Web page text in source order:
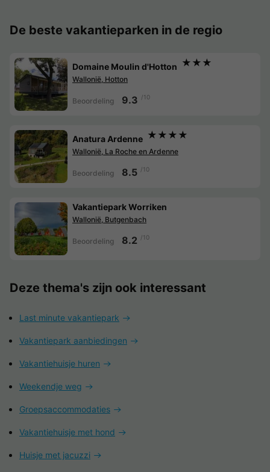
De beste vakantieparken in de regio
Domaine Moulin d'Hotton ★★★
Wallonië, Hotton
Beoordeling 9.3 /10
Anatura Ardenne ★★★★
Wallonië, La Roche en Ardenne
Beoordeling 8.5 /10
Vakantiepark Worriken
Wallonië, Butgenbach
Beoordeling 8.2 /10
Deze thema's zijn ook interessant
Last minute vakantiepark
Vakantiepark aanbiedingen
Vakantiehuisje huren
Weekendje weg
Groepsaccommodaties
Vakantiehuisje met hond
Huisje met jacuzzi